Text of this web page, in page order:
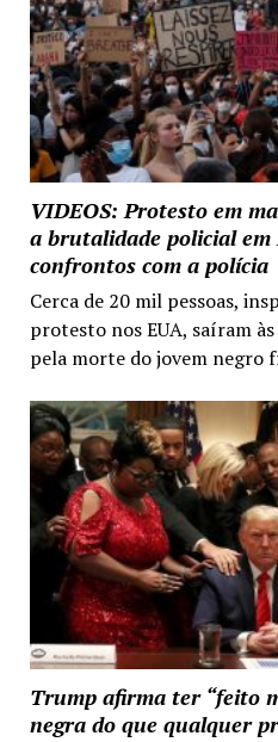
VIDEOS: Protesto em
a brutalidade policial
confrontos com a polícia
Cerca de 20 mil pessoas,
protesto nos EUA, saíram
pela morte do jovem negro
Trump afirma ter “feito
negra do que qualquer